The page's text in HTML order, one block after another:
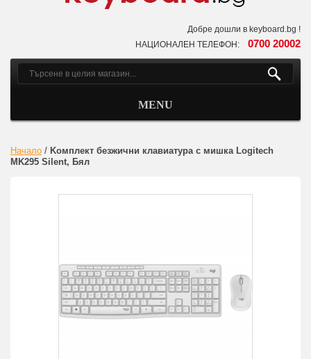
Добре дошли в keyboard.bg !
НАЦИОНАЛЕН ТЕЛЕФОН: 0700 20002
MENU
Начало / Kомплект безжични клавиатура с мишка Logitech
MK295 Silent, Бял